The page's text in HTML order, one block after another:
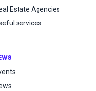
Estate Agencies
services